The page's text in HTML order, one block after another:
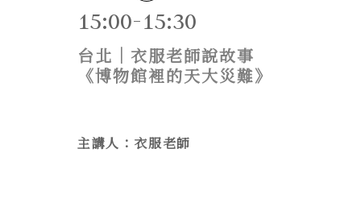
15:00-15:30
台北｜衣服老師說故事
《博物館裡的天大災難》
主講人：衣服老師